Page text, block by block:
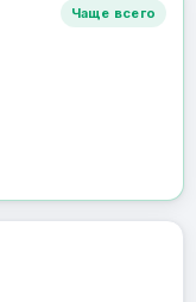
Чаще всего